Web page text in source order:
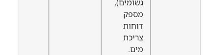
גשומים),
מספק
דוחות
צריכת
מים.